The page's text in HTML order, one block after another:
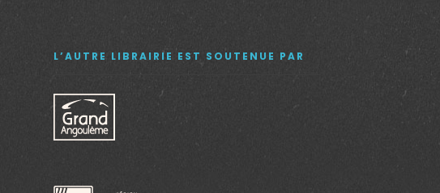
L’AUTRE LIBRAIRIE EST SOUTENUE PAR